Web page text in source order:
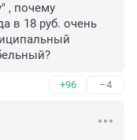
, почему
в 18 руб. очень
+96 –4